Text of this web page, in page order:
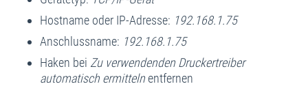
Hostname oder IP-Adresse: 192.168.1.75
Anschlussname: 192.168.1.75
Haken bei Zu verwendenden Druckertreiber
automatisch ermittelnentfernen